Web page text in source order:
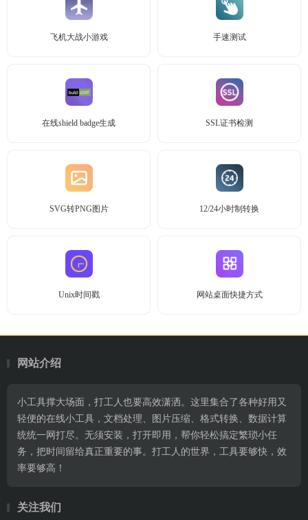
飞机大战小游戏 手速测试
在线shield badge生成 SSL证书检测
SVG转PNG图片 12/24小时制转换
Unix时间戳 网站桌面快捷方式
网站介绍
小工具撑大场面，打工人也要高效潇洒。这里集合了各种好用又
轻便的在线小工具，文档处理、图片压缩、格式转换、数据计算
统统一网打尽。无须安装，打开即用，帮你轻松搞定繁琐小任
务，把时间留给真正重要的事。打工人的世界，工具要够快，效
率要够高！
关注我们